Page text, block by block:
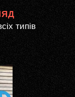
типів